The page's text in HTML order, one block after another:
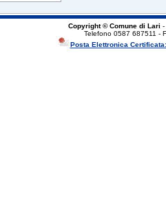
Copyright © Comune di Lari -
Telefono 0587 687511 -
Posta Elettronica Certificata: